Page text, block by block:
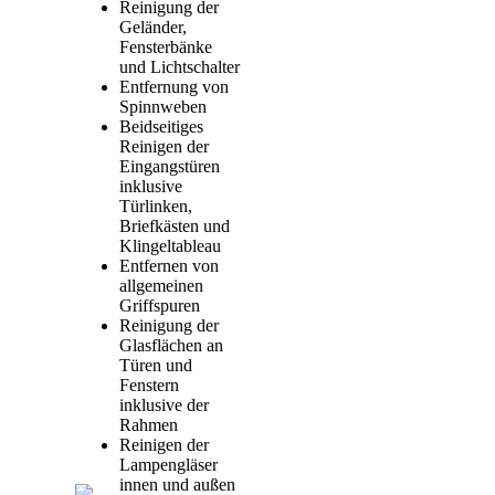
Reinigung der
Geländer,
Fensterbänke
und Lichtschalter
Entfernung von
Spinnweben
Beidseitiges
Reinigen der
Eingangstüren
inklusive
Türlinken,
Briefkästen und
Klingeltableau
Entfernen von
allgemeinen
Griffspuren
Reinigung der
Glasflächen an
Türen und
Fenstern
inklusive der
Rahmen
Reinigen der
Lampengläser
innen und außen